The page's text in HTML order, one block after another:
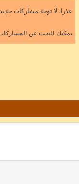
عذرا، لا توجد مشاركات
يمكنك البحث عن المشاركات التي تم